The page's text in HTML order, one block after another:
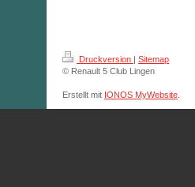
Druckversion | Sitemap
© Renault 5 Club Lingen
Erstellt mit IONOS MyWebsite